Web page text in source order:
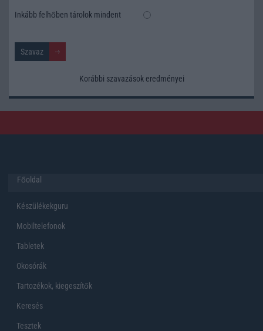
Inkább felhőben tárolok mindent
Korábbi szavazások eredményei
Főoldal
Készülékekguru
Mobiltelefonok
Tabletek
Okosórák
Tartozékok, kiegeszítők
Keresés
Tesztek